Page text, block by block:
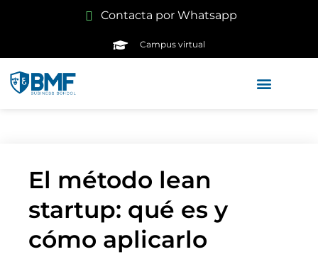
Contacta por Whatsapp
Campus virtual
El método lean
startup: qué es y
cómo aplicarlo